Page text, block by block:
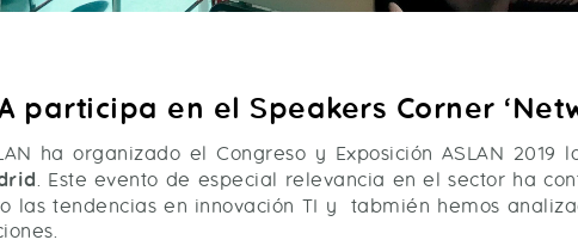
participa en el Speakers Corner
ha organizado el Congreso y Exposición ASLAN 2019
. Este evento de especial relevancia en el sector ha
las tendencias en innovación TI y tabmién hemos